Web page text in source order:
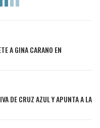
A GINA CARANO EN
DE CRUZ AZUL Y APUNTA A LA